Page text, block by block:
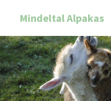
Mindeltal Alpakas